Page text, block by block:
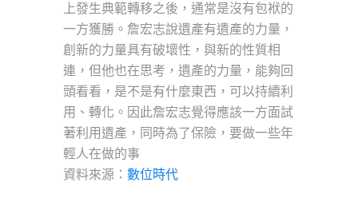
上發生典範轉移之後，通常是沒有包袱的
一方獲勝。詹宏志說遺產有遺產的力量，
創新的力量具有破壞性，與新的性質相
連，但他也在思考，遺產的力量，能夠回
頭看看，是不是有什麼東西，可以持續利
用、轉化。因此詹宏志覺得應該一方面試
著利用遺產，同時為了保險，要做一些年
輕人在做的事
資料來源： 數位時代